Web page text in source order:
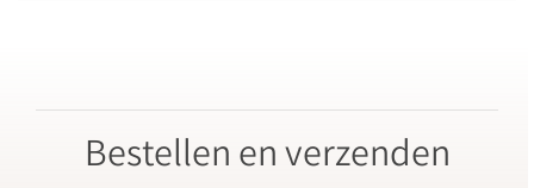
Bestellen en verzenden